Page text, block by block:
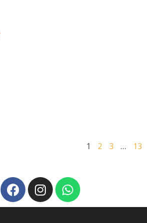
1 2 3 … 13